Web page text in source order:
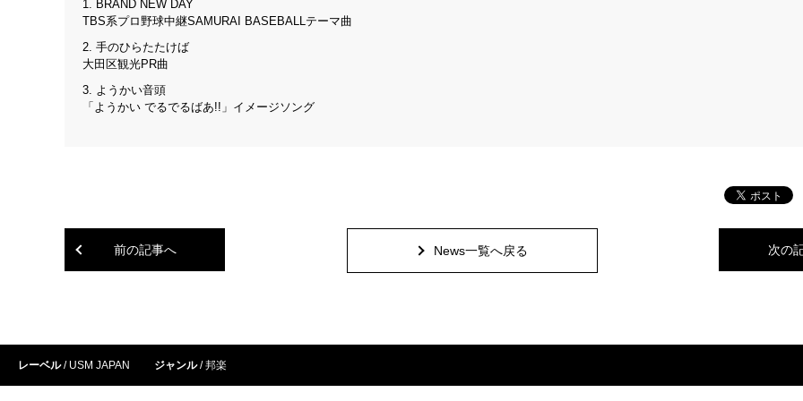
1. BRAND NEW DAY
TBS系プロ野球中継SAMURAI BASEBALLテーマ曲
2. 手のひらたたけば
大田区観光PR曲
3. ようかい音頭
「ようかい でるでるばあ!!」イメージソング
前の記事へ 次の
News一覧へ戻る
レーベル USM JAPAN ジャンル 邦楽